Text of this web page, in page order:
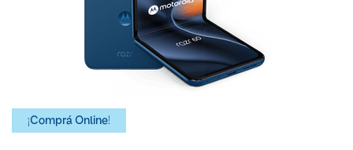
¡Comprá Online!